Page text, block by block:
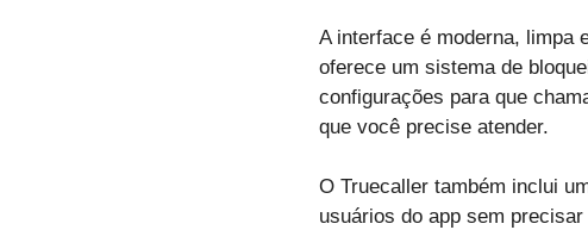
A interface é moderna, limpa
oferece um sistema de
configurações para que
que você precise atender.
O Truecaller também inclui
usuários do app sem